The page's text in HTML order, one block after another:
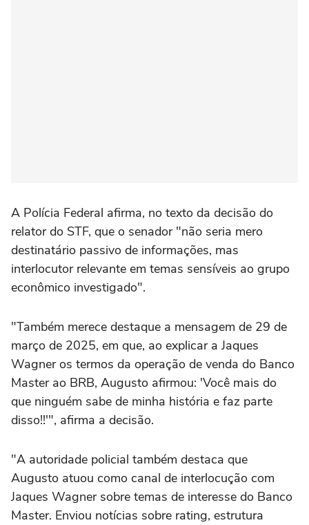
A Polícia Federal afirma, no texto da decisão do
relator do STF, que o senador "não seria mero
destinatário passivo de informações, mas
interlocutor relevante em temas sensíveis ao grupo
econômico investigado".
"Também merece destaque a mensagem de 29 de
março de 2025, em que, ao explicar a Jaques
Wagner os termos da operação de venda do Banco
Master ao BRB, Augusto afirmou: 'Você mais do
que ninguém sabe de minha história e faz parte
disso!!'", afirma a decisão.
"A autoridade policial também destaca que
Augusto atuou como canal de interlocução com
Jaques Wagner sobre temas de interesse do Banco
Master. Enviou notícias sobre rating, estrutura